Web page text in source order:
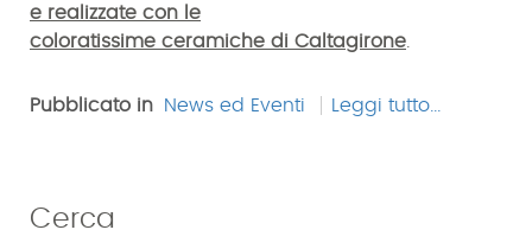
e realizzate con le
coloratissime ceramiche di Caltagirone
Pubblicato in News ed Eventi Leggi tutto...
Cerca